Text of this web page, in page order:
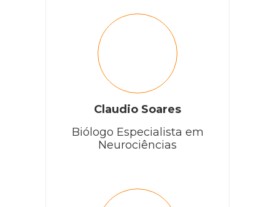
Claudio Soares
Biólogo Especialista em
Neurociências